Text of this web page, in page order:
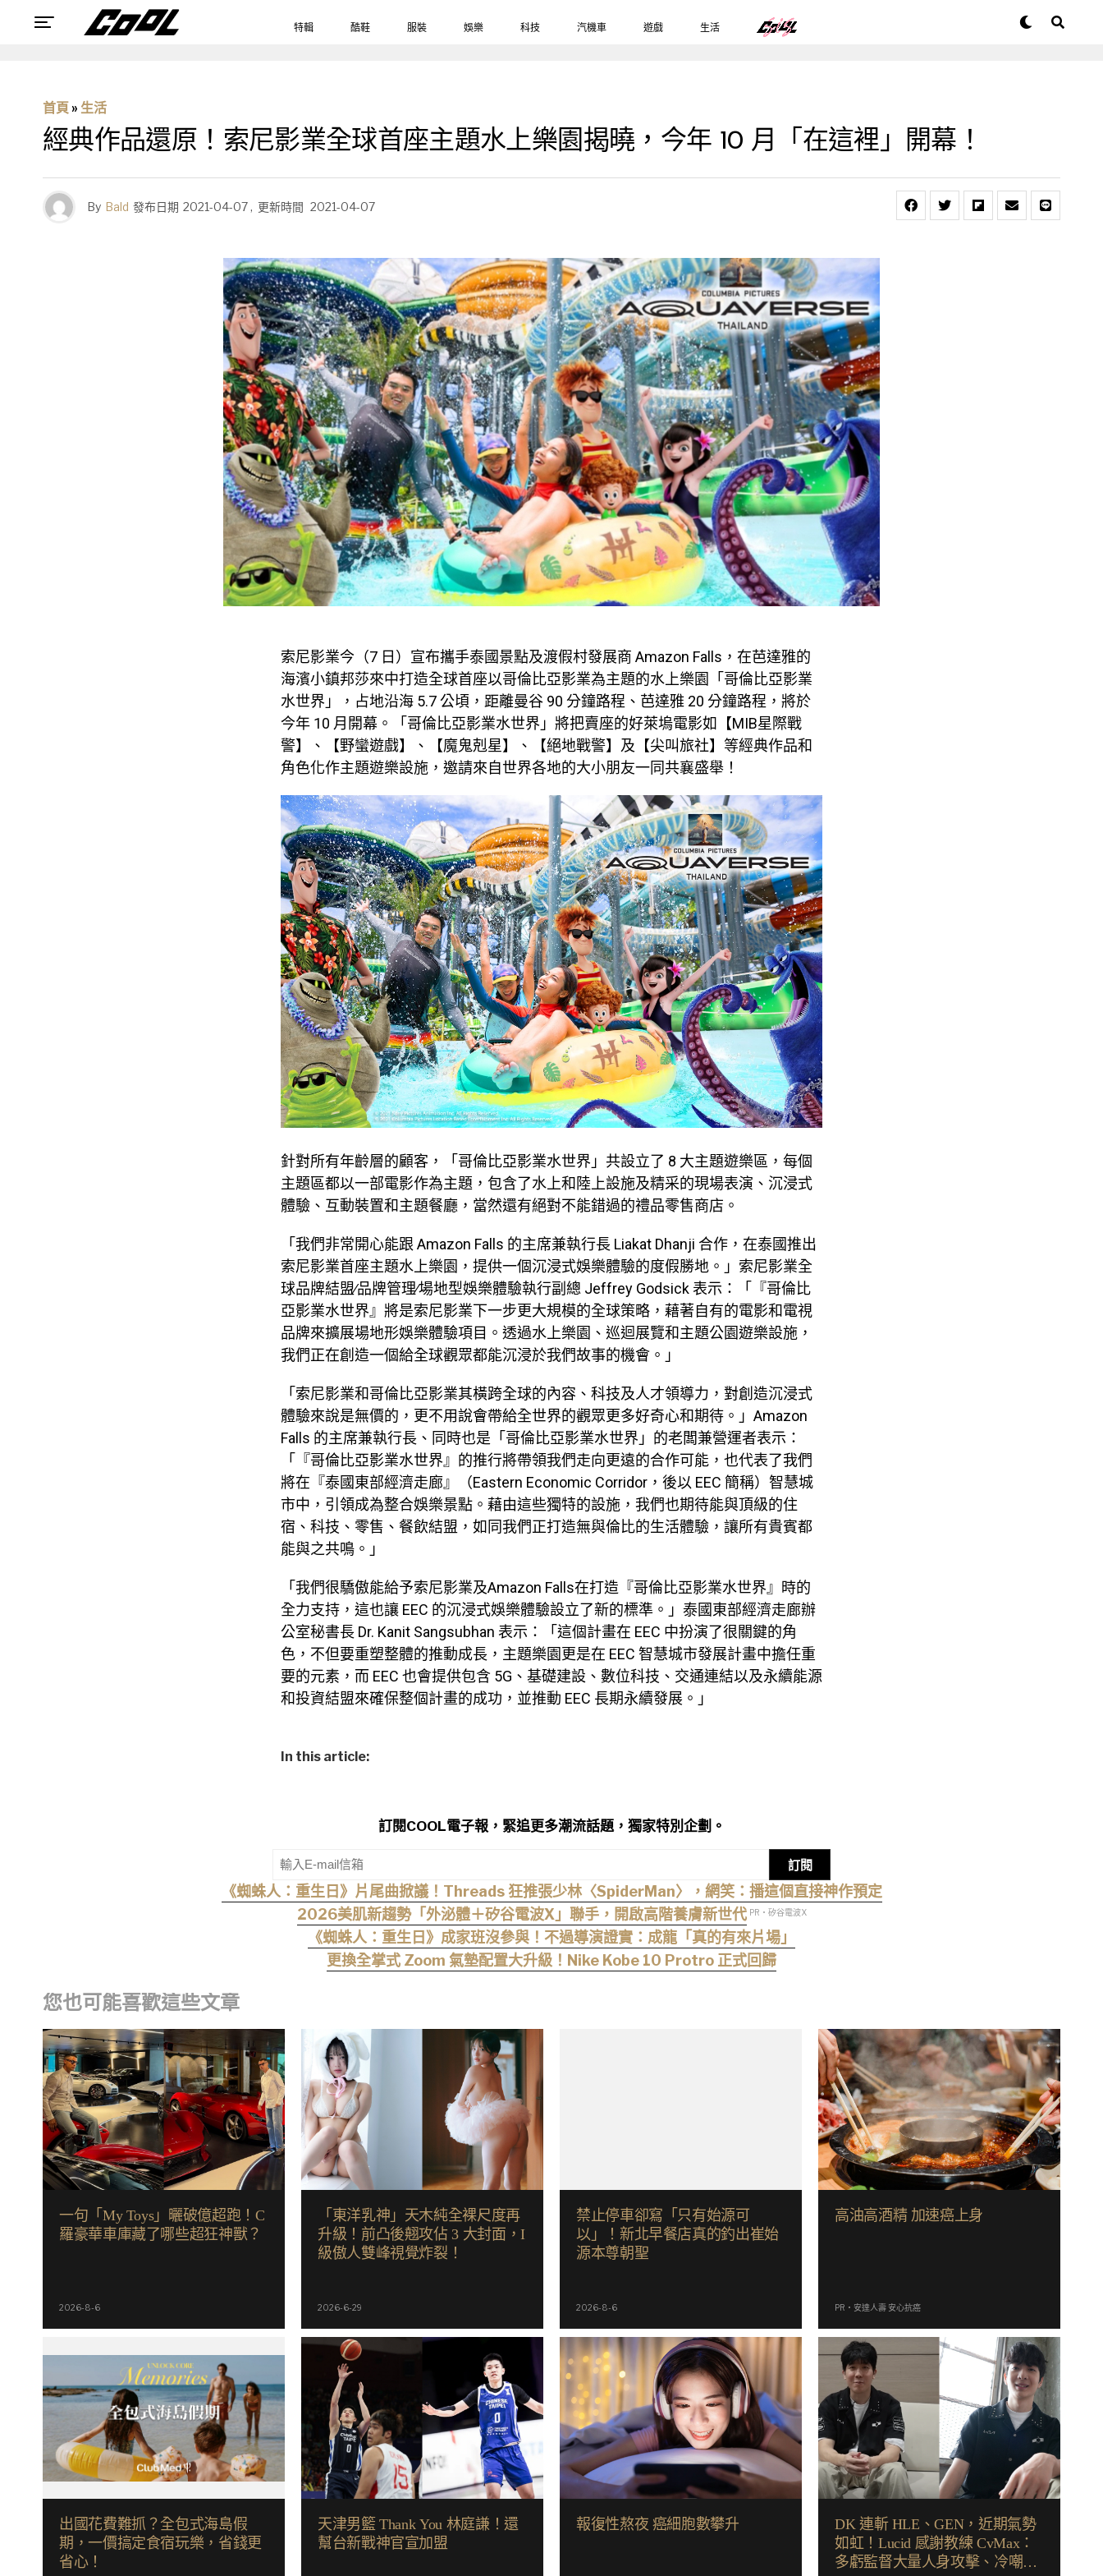
特輯 酷鞋 服裝 娛樂 科技 汽機車 遊戲 生活
首頁 » 生活
經典作品還原！索尼影業全球首座主題水上樂園揭曉，今年 10 月「在這裡」開幕！
By Bald 發布日期 2021-04-07, 更新時間 2021-04-07
索尼影業今（7 日）宣布攜手泰國景點及渡假村發展商 Amazon Falls ，在芭達雅的
海濱小鎮邦莎來中打造全球首座以哥倫比亞影業為主題的水上樂園「哥倫比亞影業
水世界」，占地沿海 5.7公頃，距離曼谷 90 分鐘路程、芭達雅 20 分鐘路程，將於
今年 10 月開幕。「哥倫比亞影業水世界」將把賣座的好萊塢電影如【MIB星際戰
警】、【野蠻遊戲】、【魔鬼剋星】、【絕地戰警】及【尖叫旅社】等經典作品和
角色化作主題遊樂設施，邀請來自世界各地的大小朋友一同共襄盛舉！
針對所有年齡層的顧客，「哥倫比亞影業水世界」共設立了 8 大主題遊樂區，每個
主題區都以一部電影作為主題，包含了水上和陸上設施及精采的現場表演、沉浸式
體驗、互動裝置和主題餐廳，當然還有絕對不能錯過的禮品零售商店。
「我們非常開心能跟 Amazon Falls 的主席兼執行長 Liakat Dhanji 合作，在泰國推出
索尼影業首座主題水上樂園，提供一個沉浸式娛樂體驗的度假勝地。」索尼影業全
球品牌結盟∕品牌管理∕場地型娛樂體驗執行副總 Jeffrey Godsick 表示：「『哥倫比
亞影業水世界』將是索尼影業下一步更大規模的全球策略，藉著自有的電影和電視
品牌來擴展場地形娛樂體驗項目。透過水上樂園、巡迴展覽和主題公園遊樂設施，
我們正在創造一個給全球觀眾都能沉浸於我們故事的機會。」
「索尼影業和哥倫比亞影業其橫跨全球的內容、科技及人才領導力，對創造沉浸式
體驗來說是無價的，更不用說會帶給全世界的觀眾更多好奇心和期待。」 Amazon
Falls 的主席兼執行長、同時也是「哥倫比亞影業水世界」的老闆兼營運者表示：
「『哥倫比亞影業水世界』的推行將帶領我們走向更遠的合作可能，也代表了我們
將在『泰國東部經濟走廊』（Eastern Economic Corridor ，後以 EEC 簡稱）智慧城
市中，引領成為整合娛樂景點。藉由這些獨特的設施，我們也期待能與頂級的住
宿、科技、零售、餐飲結盟，如同我們正打造無與倫比的生活體驗，讓所有貴賓都
能與之共鳴。」
「我們很驕傲能給予索尼影業及Amazon Falls在打造『哥倫比亞影業水世界』時的
全力支持，這也讓 EEC 的沉浸式娛樂體驗設立了新的標準。」泰國東部經濟走廊辦
公室秘書長 Dr. Kanit Sangsubhan 表示：「這個計畫在 EEC 中扮演了很關鍵的角
色，不但要重塑整體的推動成長，主題樂園更是在 EEC 智慧城市發展計畫中擔任重
要的元素，而 EEC 也會提供包含 5G 、基礎建設、數位科技、交通連結以及永續能源
和投資結盟來確保整個計畫的成功，並推動 EEC 長期永續發展。」
In this article:
訂閱COOL電子報，緊追更多潮流話題，獨家特別企劃。
訂閱
《蜘蛛人：重生日》片尾曲掀議！Threads 狂推張少林〈SpiderMan〉，網笑：播這個直接神作預定
2026美肌新趨勢「外泌體＋矽谷電波X」聯手，開啟高階養膚新世代 PR・矽谷電波X
《蜘蛛人：重生日》成家班沒參與！不過導演證實：成龍「真的有來片場」
更換全掌式 Zoom 氣墊配置大升級！Nike Kobe 10 Protro 正式回歸
您也可能喜歡這些文章
一句「My Toys」曬破億超跑！C
羅豪華車庫藏了哪些超狂神獸？
2026-8-6
「東洋乳神」天木純全裸尺度再
升級！前凸後翹攻佔 3 大封面，I
級傲人雙峰視覺炸裂！
2026-6-29
禁止停車卻寫「只有始源可
以」！新北早餐店真的釣出崔始
源本尊朝聖
2026-8-6
高油高酒精 加速癌上身
PR・安達人壽 安心抗癌
出國花費難抓？全包式海島假
期，一價搞定食宿玩樂，省錢更
省心！
天津男籃 Thank You 林庭謙！還
幫台新戰神官宣加盟
報復性熬夜 癌細胞數攀升
DK 連斬 HLE、GEN，近期氣勢
如虹！Lucid 感謝教練 CvMax：
多虧監督大量人身攻擊、冷嘲熱